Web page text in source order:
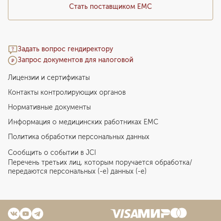
Стать поставщиком ЕМС
Задать вопрос гендиректору
Запрос документов для налоговой
Лицензии и сертификаты
Контакты контролирующих органов
Нормативные документы
Информация о медицинских работниках EMC
Политика обработки персональных данных
Сообщить о событии в JCI
Перечень третьих лиц, которым поручается обработка/
передаются персональных (-е) данных (-е)